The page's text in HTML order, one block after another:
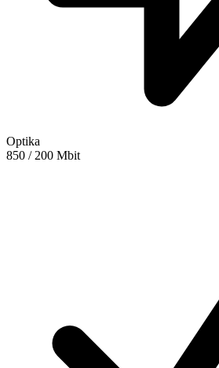
Optika
850 / 200 Mbit